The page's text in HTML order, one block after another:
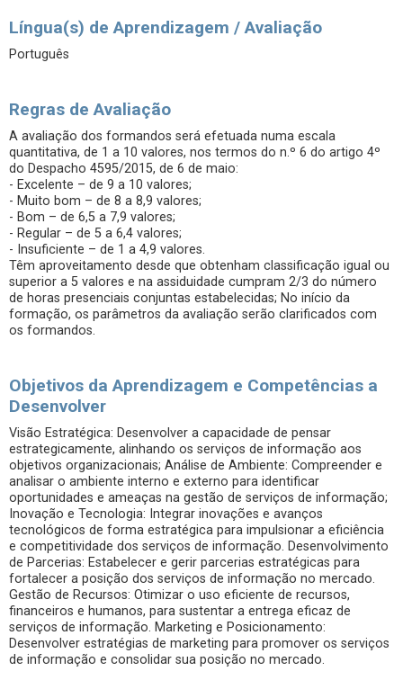
Língua(s) de Aprendizagem / Avaliação
Português
Regras de Avaliação
A avaliação dos formandos será efetuada numa escala
quantitativa, de 1 a 10 valores, nos termos do n.º 6 do artigo 4º
do Despacho 4595/2015, de 6 de maio:
- Excelente – de 9 a 10 valores;
- Muito bom – de 8 a 8,9 valores;
- Bom – de 6,5 a 7,9 valores;
- Regular – de 5 a 6,4 valores;
- Insuficiente – de 1 a 4,9 valores.
Têm aproveitamento desde que obtenham classificação igual ou
superior a 5 valores e na assiduidade cumpram 2/3 do número
de horas presenciais conjuntas estabelecidas; No início da
formação, os parâmetros da avaliação serão clarificados com
os formandos.
Objetivos da Aprendizagem e Competências a
Desenvolver
Visão Estratégica: Desenvolver a capacidade de pensar
estrategicamente, alinhando os serviços de informação aos
objetivos organizacionais; Análise de Ambiente: Compreender e
analisar o ambiente interno e externo para identificar
oportunidades e ameaças na gestão de serviços de informação;
Inovação e Tecnologia: Integrar inovações e avanços
tecnológicos de forma estratégica para impulsionar a eficiência
e competitividade dos serviços de informação. Desenvolvimento
de Parcerias: Estabelecer e gerir parcerias estratégicas para
fortalecer a posição dos serviços de informação no mercado.
Gestão de Recursos: Otimizar o uso eficiente de recursos,
financeiros e humanos, para sustentar a entrega eficaz de
serviços de informação. Marketing e Posicionamento:
Desenvolver estratégias de marketing para promover os serviços
de informação e consolidar sua posição no mercado.